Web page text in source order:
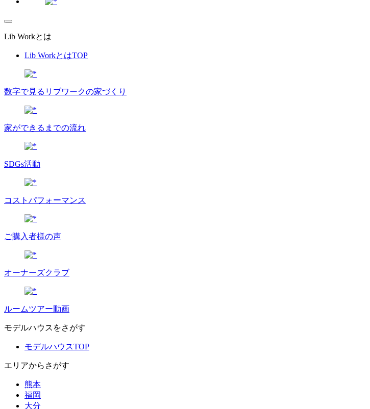
Lib Workとは
Lib WorkとはTOP
数字で⾒るリブワークの家づくり
家ができるまでの流れ
SDGs活動
コストパフォーマンス
ご購入者様の声
オーナーズクラブ
ルームツアー動画
モデルハウスをさがす
モデルハウスTOP
エリアからさがす
熊本
福岡
大分